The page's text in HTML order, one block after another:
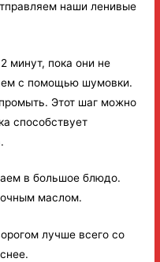
наши ленивые
минут, пока они не
с помощью шумовки.
Этот шаг можно
способствует
в большое блюдо.
маслом.
лучше всего со